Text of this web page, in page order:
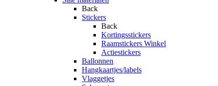
Back
Stickers
Back
Kortingsstickers
Raamstickers Winkel
Actiestickers
Ballonnen
Hangkaartjes/labels
Vlaggetjes